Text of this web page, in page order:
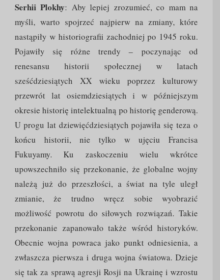
Serhii Plokhy: Aby lepiej zrozumieć, co mam na
myśli, warto spojrzeć najpierw na zmiany, które
nastąpiły w historiografii zachodniej po 1945 roku.
Pojawiły się różne trendy – poczynając od
renesansu historii społecznej w latach
sześćdziesiątych XX wieku poprzez kulturowy
przewrót lat osiemdziesiątych i w późniejszym
okresie historię intelektualną po historię genderową.
U progu lat dziewięćdziesiątych pojawiła się teza o
końcu historii, nie tylko w ujęciu Francisa
Fukuyamy. Ku zaskoczeniu wielu wkrótce
upowszechniło się przekonanie, że globalne wojny
należą już do przeszłości, a świat na tyle uległ
zmianie, że trudno wręcz sobie wyobrazić
możliwość powrotu do siłowych rozwiązań. Takie
przekonanie zapanowało także wśród historyków.
Obecnie wojna powraca jako punkt odniesienia, a
zwłaszcza pierwsza i druga wojna światowa. Dzieje
się tak za sprawą agresji Rosji na Ukrainę i wzrostu